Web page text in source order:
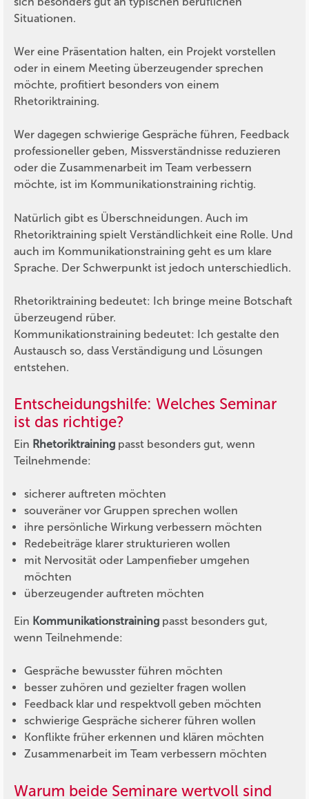
Situationen.
Wer eine Präsentation halten, ein Projekt vorstellen
oder in einem Meeting überzeugender sprechen
möchte, profitiert besonders von einem
Rhetoriktraining.
Wer dagegen schwierige Gespräche führen, Feedback
professioneller geben, Missverständnisse reduzieren
oder die Zusammenarbeit im Team verbessern
möchte, ist im Kommunikationstraining richtig.
Natürlich gibt es Überschneidungen. Auch im
Rhetoriktraining spielt Verständlichkeit eine Rolle. Und
auch im Kommunikationstraining geht es um klare
Sprache. Der Schwerpunkt ist jedoch unterschiedlich.
Rhetoriktraining bedeutet: Ich bringe meine Botschaft
überzeugend rüber.
Kommunikationstraining bedeutet: Ich gestalte den
Austausch so, dass Verständigung und Lösungen
entstehen.
Entscheidungshilfe: Welches Seminar
ist das richtige?
Ein Rhetoriktraining passt besonders gut, wenn
Teilnehmende:
sicherer auftreten möchten
souveräner vor Gruppen sprechen wollen
ihre persönliche Wirkung verbessern möchten
Redebeiträge klarer strukturieren wollen
mit Nervosität oder Lampenfieber umgehen
möchten
überzeugender auftreten möchten
Ein Kommunikationstraining passt besonders gut,
wenn Teilnehmende:
Gespräche bewusster führen möchten
besser zuhören und gezielter fragen wollen
Feedback klar und respektvoll geben möchten
schwierige Gespräche sicherer führen wollen
Konflikte früher erkennen und klären möchten
Zusammenarbeit im Team verbessern möchten
Warum beide Seminare wertvoll sind